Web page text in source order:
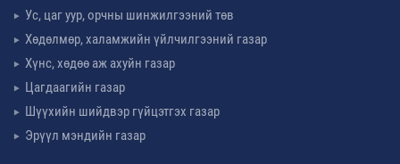
Ус, цаг уур, орчны шинжилгээний төв
Хөдөлмөр, халамжийн үйлчилгээний газар
Хүнс, хөдөө аж ахуйн газар
Цагдаагийн газар
Шүүхийн шийдвэр гүйцэтгэх газар
Эрүүл мэндийн газар